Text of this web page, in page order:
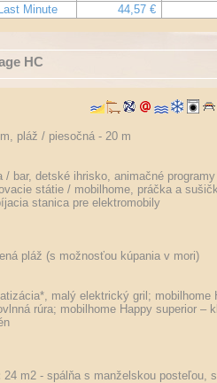
Last Minute 44,57 €
HC
pláž / piesočná - 20 m
/ bar, detské ihrisko, animačné
státie / mobilhome, práčka a
stanica pre elektromobily
pláž (s možnosťou kúpania v mori)
malý elektrický gril; mobilhome
rúra; mobilhome Happy superior –
24 m2 - spálňa s manželskou posteľou,